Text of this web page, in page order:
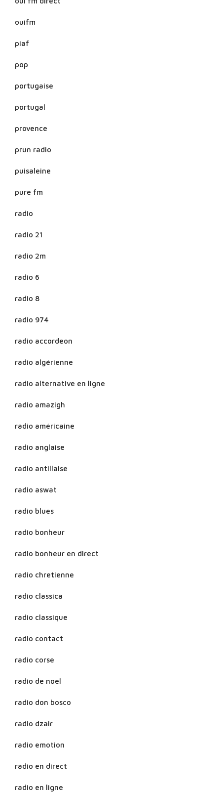
ouifm
piaf
pop
portugaise
portugal
provence
prun radio
puisaleine
pure fm
radio
radio 21
radio 2m
radio 6
radio 8
radio 974
radio accordeon
radio algérienne
radio alternative en ligne
radio amazigh
radio américaine
radio anglaise
radio antillaise
radio aswat
radio blues
radio bonheur
radio bonheur en direct
radio chretienne
radio classica
radio classique
radio contact
radio corse
radio de noel
radio don bosco
radio dzair
radio emotion
radio en direct
radio en ligne